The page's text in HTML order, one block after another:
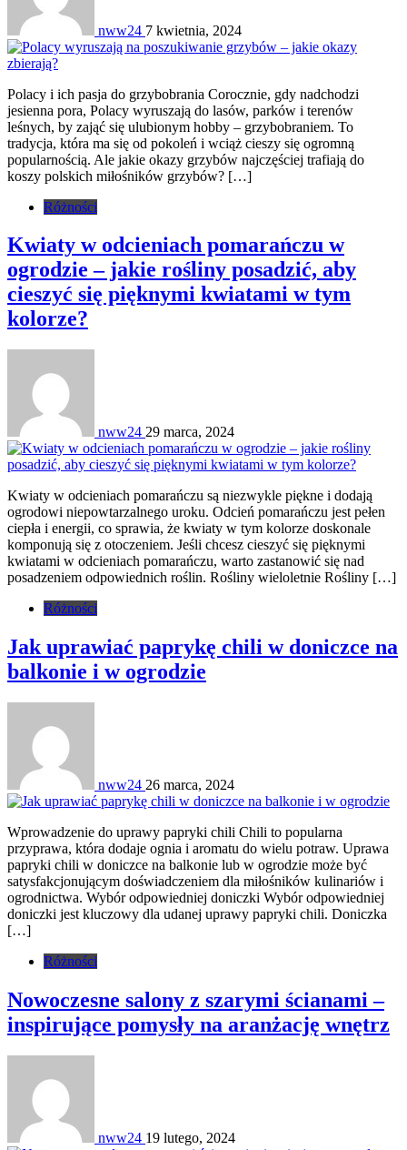
nww24 7 kwietnia, 2024
Polacy i ich pasja do grzybobrania Corocznie, gdy nadchodzi
jesienna pora, Polacy wyruszają do lasów, parków i terenów
leśnych, by zająć się ulubionym hobby – grzybobraniem. To
tradycja, która ma się od pokoleń i wciąż cieszy się ogromną
popularnością. Ale jakie okazy grzybów najczęściej trafiają do
koszy polskich miłośników grzybów? […]
Różności
Kwiaty w odcieniach pomarańczu w
ogrodzie – jakie rośliny posadzić, aby
cieszyć się pięknymi kwiatami w tym
kolorze?
nww24 29 marca, 2024
Kwiaty w odcieniach pomarańczu są niezwykle piękne i dodają
ogrodowi niepowtarzalnego uroku. Odcień pomarańczu jest pełen
ciepła i energii, co sprawia, że kwiaty w tym kolorze doskonale
komponują się z otoczeniem. Jeśli chcesz cieszyć się pięknymi
kwiatami w odcieniach pomarańczu, warto zastanowić się nad
posadzeniem odpowiednich roślin. Rośliny wieloletnie Rośliny […]
Różności
Jak uprawiać paprykę chili w doniczce na
balkonie i w ogrodzie
nww24 26 marca, 2024
Wprowadzenie do uprawy papryki chili Chili to popularna
przyprawa, która dodaje ognia i aromatu do wielu potraw. Uprawa
papryki chili w doniczce na balkonie lub w ogrodzie może być
satysfakcjonującym doświadczeniem dla miłośników kulinariów i
ogrodnictwa. Wybór odpowiedniej doniczki Wybór odpowiedniej
doniczki jest kluczowy dla udanej uprawy papryki chili. Doniczka
[…]
Różności
Nowoczesne salony z szarymi ścianami –
inspirujące pomysły na aranżację wnętrz
nww24 19 lutego, 2024